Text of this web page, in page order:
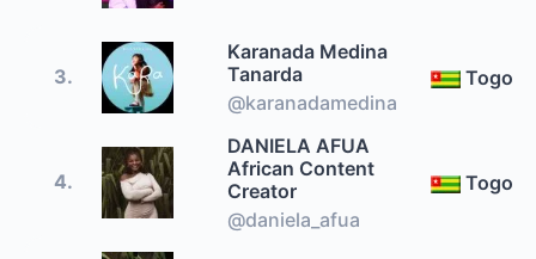
3.
Karanada Medina
Tanarda
@karanadamedina
Togo
4.
DANIELA AFUA
African Content
Creator
@daniela_afua
Togo